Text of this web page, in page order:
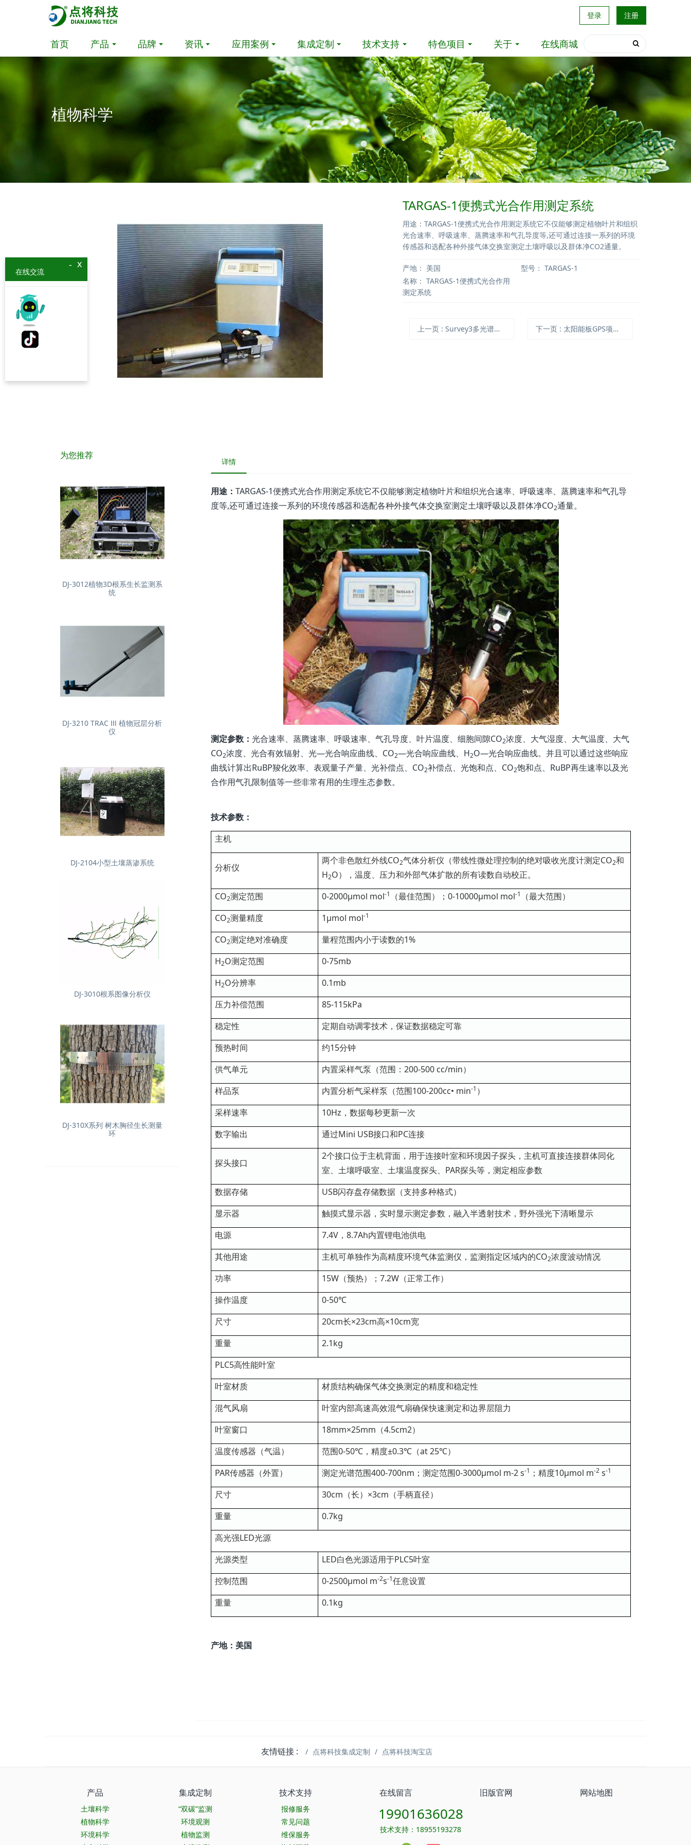
登录 注册
首页 产品 品牌 资讯 应用案例 集成定制 技术支持 特色项目 关于 在线商城
植物科学
TARGAS-1便携式光合作用测定系统
用途：TARGAS-1便携式光合作用测定系统它不仅能够测定植物叶片和组织
光合速率、呼吸速率、蒸腾速率和气孔导度等,还可通过连接一系列的环境
传感器和选配各种外接气体交换室测定土壤呼吸以及群体净CO2通量。
产地： 美国 型号： TARGAS-1
名称： TARGAS-1便携式光合作用
测定系统
上一页 : Survey3多光谱相机 下一页 : 太阳能板GPS项圈跟踪系统
详情
用途： TARGAS-1便携式光合作用测定系统它不仅能够测定植物叶片和组织光合速率、呼吸速率、蒸腾速率和气孔导
度等,还可通过连接一系列的环境传感器和选配各种外接气体交换室测定土壤呼吸以及群体净CO2通量。
测定参数： 光合速率、蒸腾速率、呼吸速率、气孔导度、叶片温度、细胞间隙CO2浓度、大气湿度、大气温度、大气
CO2浓度、光合有效辐射、光—光合响应曲线、CO2—光合响应曲线、H2O—光合响应曲线。并且可以通过这些响应
曲线计算出RuBP羧化效率、表观量子产量、光补偿点、CO2补偿点、光饱和点、CO2饱和点、RuBP再生速率以及光
合作用气孔限制值等一些非常有用的生理生态参数。
技术参数：
主机
分析仪
两个非色散红外线CO2气体分析仪（带线性微处理控制的绝对吸收光度计测定CO2和
H2O），温度、压力和外部气体扩散的所有读数自动校正。
CO2测定范围 0-2000μmol mol-1 （最佳范围）；0-10000μmol mol-1
（最大范围）
CO2测量精度 1μmol mol-1
CO2测定绝对准确度
量程范围内小于读数的1%
H2O测定范围
0-75mb
H2O分辨率
0.1mb
压力补偿范围
85-115kPa
稳定性
定期自动调零技术，保证数据稳定可靠
预热时间
约15分钟
供气单元
内置采样气泵（范围：200-500 cc/min）
样品泵
内置分析气采样泵（范围100-200cc• min-1 ）
采样速率
10Hz，数据每秒更新一次
数字输出
通过Mini USB接口和PC连接
探头接口
2个接口位于主机背面，用于连接叶室和环境因子探头，主机可直接连接群体同化
室、土壤呼吸室、土壤温度探头、PAR探头等，测定相应参数
数据存储
USB闪存盘存储数据（支持多种格式）
显示器
触摸式显示器，实时显示测定参数，融入半透射技术，野外强光下清晰显示
电源
7.4V，8.7Ah内置锂电池供电
其他用途
主机可单独作为高精度环境气体监测仪，监测指定区域内的CO2浓度波动情况
功率
15W（预热）；7.2W（正常工作）
操作温度
0-50℃
尺寸
20cm长×23cm高×10cm宽
重量
2.1kg
PLC5高性能叶室
叶室材质
材质结构确保气体交换测定的精度和稳定性
混气风扇
叶室内部高速高效混气扇确保快速测定和边界层阻力
叶室窗口
18mm×25mm（4.5cm2）
温度传感器（气温）
范围0-50℃，精度±0.3℃（at 25℃）
PAR传感器（外置）
测定光谱范围400-700nm；测定范围0-3000μmol m-2 s-1 ；精度10μmol m-2s-1
尺寸
30cm（长）×3cm（手柄直径）
重量
0.7kg
高光强LED光源
光源类型
LED白色光源适用于PLC5叶室
控制范围
0-2500μmol m-2s-1任意设置
重量
0.1kg
产地：美国
为您推荐
DJ-3012植物3D根系生长监测系
统
DJ-3210 TRAC Ⅲ 植物冠层分析
仪
DJ-2104小型土壤蒸渗系统
DJ-3010根系图像分析仪
DJ-310X系列 树木胸径生长测量
环
友情链接 : 点将科技集成定制 点将科技淘宝店
产品
土壤科学
植物科学
环境科学
集成定制
“双碳”监测
环境观测
植物监测
技术支持
报修服务
常见问题
维保服务
在线留言 旧版官网 网站地图
19901636028
技术支持：18955193278
x
-
在线交流